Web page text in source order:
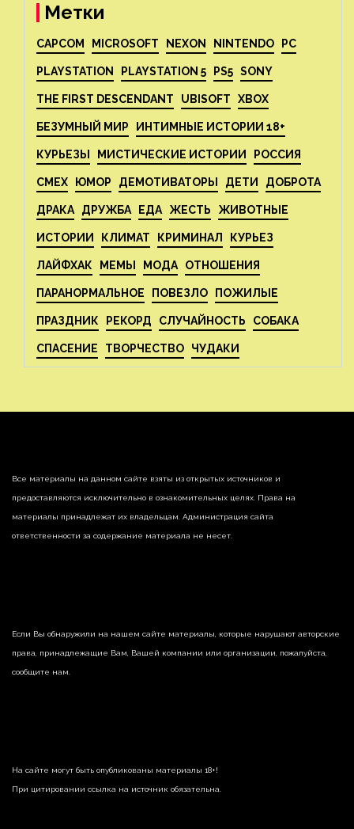
Метки
CAPCOM MICROSOFT NEXON NINTENDO PC
PLAYSTATION PLAYSTATION 5 PS5 SONY
THE FIRST DESCENDANT UBISOFT XBOX
БЕЗУМНЫЙ МИР ИНТИМНЫЕ ИСТОРИИ 18+
КУРЬЕЗЫ МИСТИЧЕСКИЕ ИСТОРИИ РОССИЯ
СМЕХ ЮМОР ДЕМОТИВАТОРЫ ДЕТИ ДОБРОТА
ДРАКА ДРУЖБА ЕДА ЖЕСТЬ ЖИВОТНЫЕ
ИСТОРИИ КЛИМАТ КРИМИНАЛ КУРЬЕЗ
ЛАЙФХАК МЕМЫ МОДА ОТНОШЕНИЯ
ПАРАНОРМАЛЬНОЕ ПОВЕЗЛО ПОЖИЛЫЕ
ПРАЗДНИК РЕКОРД СЛУЧАЙНОСТЬ СОБАКА
СПАСЕНИЕ ТВОРЧЕСТВО ЧУДАКИ
Все материалы на данном сайте взяты из открытых источников и
предоставляются исключительно в ознакомительных целях. Права на
материалы принадлежат их владельцам. Администрация сайта
ответственности за содержание материала не несет.
Если Вы обнаружили на нашем сайте материалы, которые нарушают авторские
права, принадлежащие Вам, Вашей компании или организации, пожалуйста,
сообщите нам.
На сайте могут быть опубликованы материалы 18+!
При цитировании ссылка на источник обязательна.